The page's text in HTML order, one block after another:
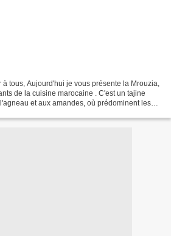
tous, Aujourd'hui je vous présente la Mrouzia,
de la cuisine marocaine . C'est un tajine
et aux amandes, où prédominent les